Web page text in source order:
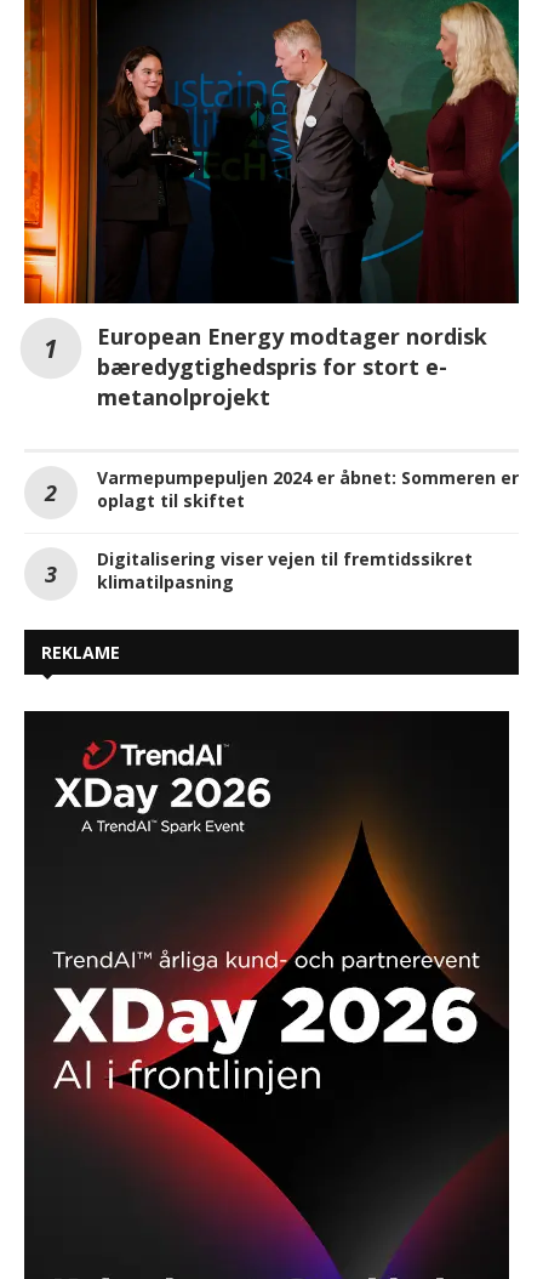
European Energy modtager nordisk
bæredygtighedspris for stort e-
metanolprojekt
Varmepumpepuljen 2024 er åbnet: Sommeren er
oplagt til skiftet
Digitalisering viser vejen til fremtidssikret
klimatilpasning
REKLAME